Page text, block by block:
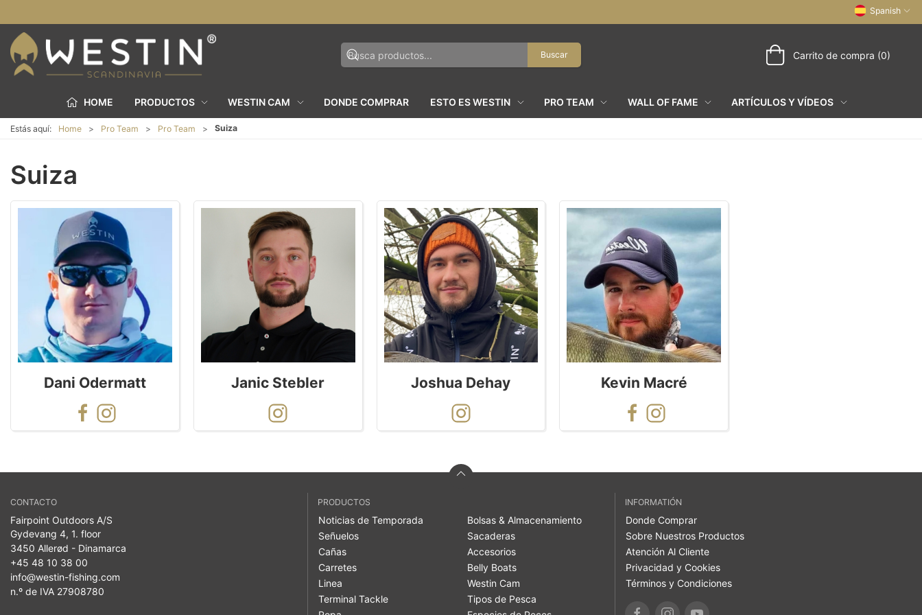
Spanish
Buscar Carrito de compra (0)
HOME PRODUCTOS WESTIN CAM DONDE COMPRAR ESTO ES WESTIN PRO TEAM WALL OF FAME ARTÍCULOS Y VÍDEOS
Estás aquí: Home Pro Team Pro Team Suiza
Suiza
Dani Odermatt Janic Stebler Joshua Dehay Kevin Macré
CONTACTO
Fairpoint Outdoors A/S
Gydevang 4, 1. floor
3450 Allerød - Dinamarca
+45 48 10 38 00
info@westin-fishing.com
n.º de IVA 27908780
PRODUCTOS
Noticias de Temporada
Señuelos
Cañas
Carretes
Linea
Terminal Tackle
Bolsas & Almacenamiento
Sacaderas
Accesorios
Belly Boats
Westin Cam
Tipos de Pesca
INFORMATIÓN
Donde Comprar
Sobre Nuestros Productos
Atención Al Cliente
Privacidad y Cookies
Términos y Condiciones